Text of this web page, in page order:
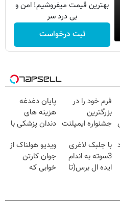
بهترین قیمت میفروشیم! امن و
بی درد سر
ثبت درخواست
فرم خود را در
بزرگترین
جشنواره ایمپلنت
فقط ۲۵ میلیون
پایان دغدغه
هزینه های
دندان پزشکی با
خانگی
با جلبک لاغری
3سوته به اندام
ایده ال برس(تا
ویدیو هولناک از
جوان کارتن
خوابی که